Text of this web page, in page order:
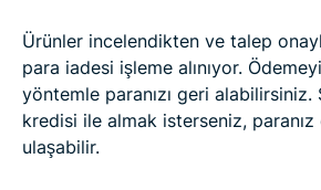
Ürünler incelendikten ve talep
para iadesi işleme alınıyor. Ödemeyi
yöntemle paranızı geri alabilirsiniz.
kredisi ile almak isterseniz, paranız
ulaşabilir.